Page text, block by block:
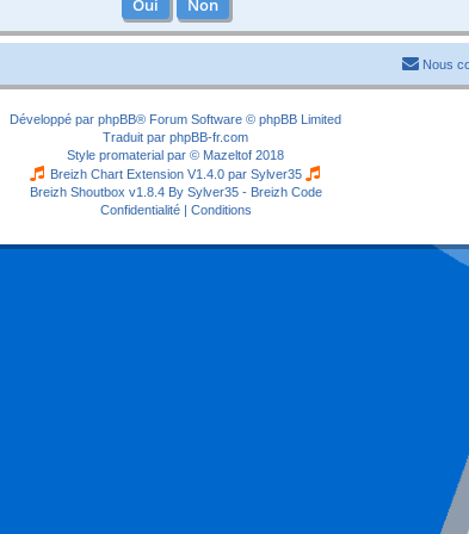
Nous
Développé par phpBB® Forum Software © phpBB Limited
Traduit par phpBB-fr.com
Style promaterial par © Mazeltof 2018
Breizh Chart Extension V1.4.0 par Sylver35
Breizh Shoutbox v1.8.4 By Sylver35 - Breizh Code
Confidentialité| Conditions